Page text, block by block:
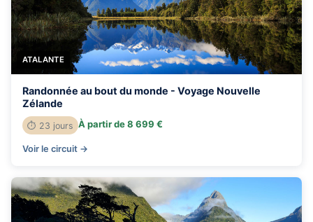
ATALANTE
Randonnée au bout du monde - Voyage Nouvelle
Zélande
⏱ 23 jours À partir de 8 699 €
Voir le circuit →